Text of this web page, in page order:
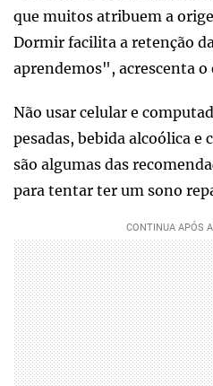
que muitos atribuem a
Dormir facilita a retenção
aprendemos", acrescenta o
Não usar celular e
pesadas, bebida alcoólica e
são algumas das
para tentar ter um sono